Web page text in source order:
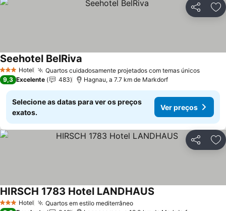
Partilhar
3 EstrelasHotel Quartos cuidadosamente projetados com temas únicos
Seehotel BelRiva
9,3 Excelente 483 Hagnau, a 7.7 km de Markdorf
Selecione as datas para ver os preços
exatos.
Ver preços
Partilhar
3 EstrelasHotel Quartos em estilo mediterrâneo
HIRSCH 1783 Hotel LANDHAUS